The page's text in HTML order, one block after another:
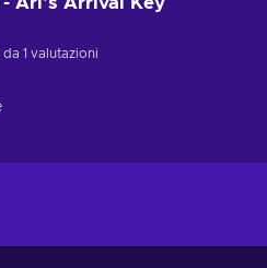
da 1 valutazioni